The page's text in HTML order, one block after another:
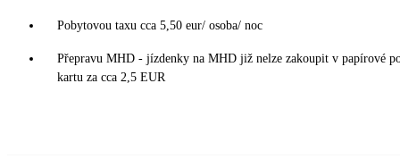
Pobytovou taxu cca 5,50 eur/ osoba/ noc
Přepravu MHD - jízdenky na MHD již nelze zakoupit v papírové
kartu za cca 2,5 EUR